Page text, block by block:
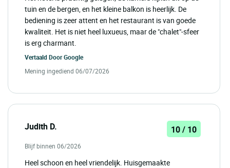
tuin en de bergen, en het kleine balkon is heerlijk. De
bediening is zeer attent en het restaurant is van goede
kwaliteit. Het is niet heel luxueus, maar de "chalet"-sfeer
is erg charmant.
Vertaald DoorGoogle
Mening ingediend 06/07/2026
Judith D. 10 / 10
Blijf binnen 06/2026
Heel schoon en heel vriendelijk. Huisgemaakte